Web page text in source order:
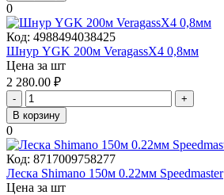
0
Код: 4988494038425
Шнур YGK 200м VeragassX4 0,8мм
Цена за шт
2 280.00 ₽
-
+
В корзину
0
Код: 8717009758277
Леска Shimano 150м 0.22мм Speedmaster
Цена за шт